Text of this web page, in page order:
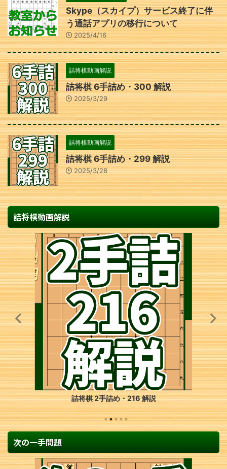
Skype（スカイプ）サービス終了に伴
う通話アプリの移行について
2025/4/16
詰将棋動画解説
詰将棋 6手詰め・300 解説
2025/3/29
詰将棋動画解説
詰将棋 6手詰め・299 解説
2025/3/28
詰将棋動画解説
詰将棋 2手詰め・216 解説
次の一手問題